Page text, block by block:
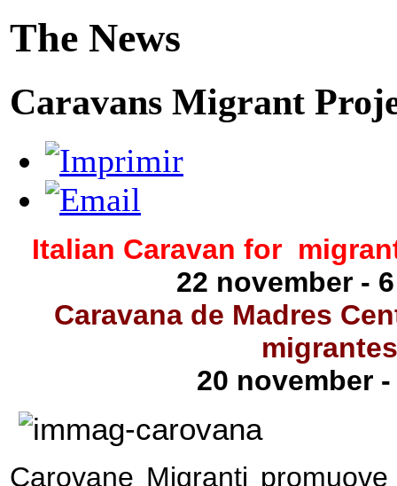
The News
Caravans Migrant
Italian Caravan for
22 november -
Caravanade Madres
20 november
Carovane Migranti